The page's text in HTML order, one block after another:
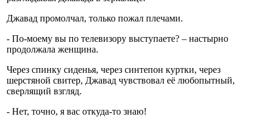
Джавад промолчал, только пожал плечами.
- По-моему вы по телевизору выступаете? – настырно
продолжала женщина.
Через спинку сиденья, через синтепон куртки, через
шерстяной свитер, Джавад чувствовал её любопытный,
сверлящий взгляд.
- Нет, точно, я вас откуда-то знаю!